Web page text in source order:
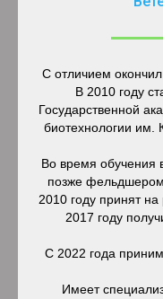
С отличием
В 2010 году
Государственной
биотехнологии им.
Во время обучения
позже
2010 году принят
2017 году
С 2022 года
Имеет